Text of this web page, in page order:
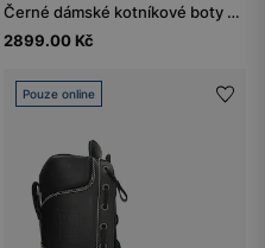
Černé dámské kotníkové boty s hnědou podrážkou
2899.00 Kč
Pouze online